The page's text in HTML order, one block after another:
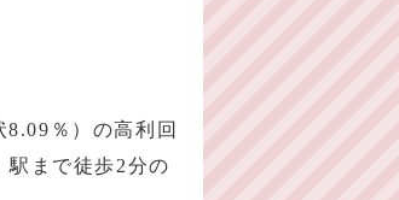
％）の高利回
まで徒歩2分の